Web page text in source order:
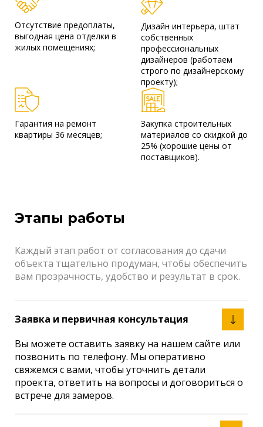
Отсутствие предоплаты,
выгодная цена отделки в
жилых помещениях;
Дизайн интерьера, штат
собственных
профессиональных
дизайнеров (работаем
строго по дизайнерскому
проекту);
Гарантия на ремонт
квартиры 36 месяцев;
Закупка строительных
материалов со скидкой до
25% (хорошие цены от
поставщиков).
Этапы работы
Каждый этап работ от согласования до сдачи
объекта тщательно продуман, чтобы обеспечить
вам прозрачность, удобство и результат в срок.
Заявка и первичная консультация
Вы можете оставить заявку на нашем сайте или
позвонить по телефону. Мы оперативно
свяжемся с вами, чтобы уточнить детали
проекта, ответить на вопросы и договориться о
встрече для замеров.